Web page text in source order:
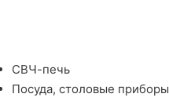
СВЧ-печь
Посуда, столовые приборы